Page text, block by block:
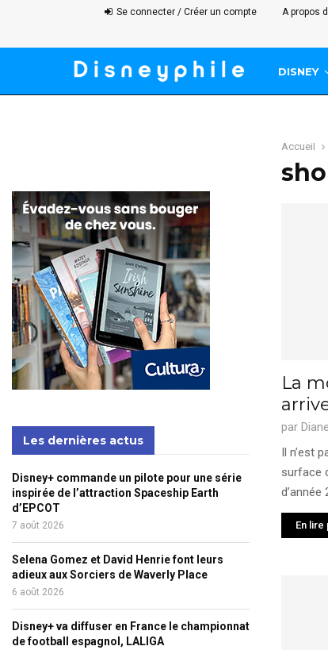
Se connecter / Créer un compte A propos
DISNEY
Accueil
La
par
Il n’est
surface
d’année
En lire
Les dernières actus
Disney+ commande un pilote pour une série
inspirée de l’attraction Spaceship Earth
d’EPCOT
7 août 2026
Selena Gomez et David Henrie font leurs
adieux aux Sorciers de Waverly Place
6 août 2026
Disney+ va diffuser en France le championnat
de football espagnol, LALIGA